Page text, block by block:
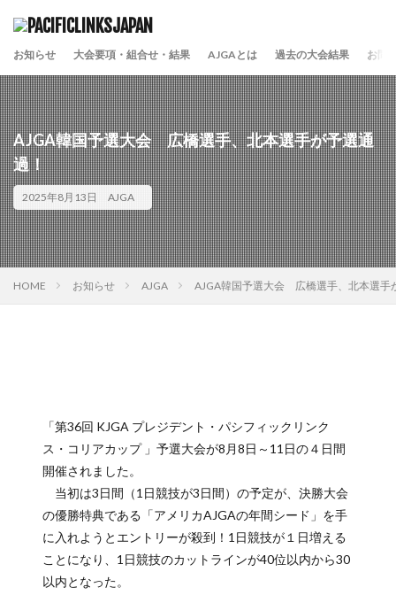
お知らせ 大会要項・組合せ・結果 AJGAとは 過去の大会結果 お問
AJGA韓国予選大会 広橋選手、北本選手が予選通
過！
2025年8月13日 AJGA
HOME お知らせ AJGA AJGA韓国予選大会 広橋選手、北本選手
「第36回 KJGA プレジデント・パシフィックリンク
ス・コリアカップ 」予選大会が8月8日～11日の４日間
開催されました。
当初は3日間（1日競技が3日間）の予定が、決勝大会
の優勝特典である「アメリカAJGAの年間シード」を手
に入れようとエントリーが殺到！1日競技が１日増える
ことになり、1日競技のカットラインが40位以内から30
以内となった。